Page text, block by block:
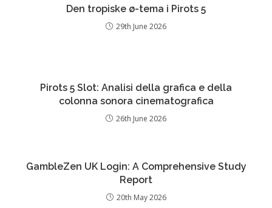
Den tropiske ø-tema i Pirots 5
29th June 2026
Pirots 5 Slot: Analisi della grafica e della
colonna sonora cinematografica
26th June 2026
GambleZen UK Login: A Comprehensive Study
Report
20th May 2026